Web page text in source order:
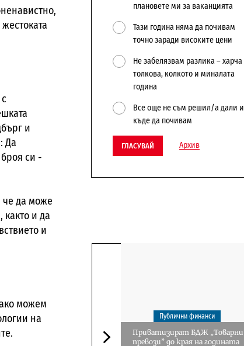
и
Да
си -
че да може
и да
и
можем
на
плановете ми за ваканцията
Тази година няма да почивам
точно заради високите цени
Не забелязвам разлика – харча
толкова, колкото и миналата
година
Все още не съм решил/а дали и
къде да почивам
ГЛАСУВАЙ Архив
Публични финанси
Приватизират БДЖ „Товарни
превози” до края на годината